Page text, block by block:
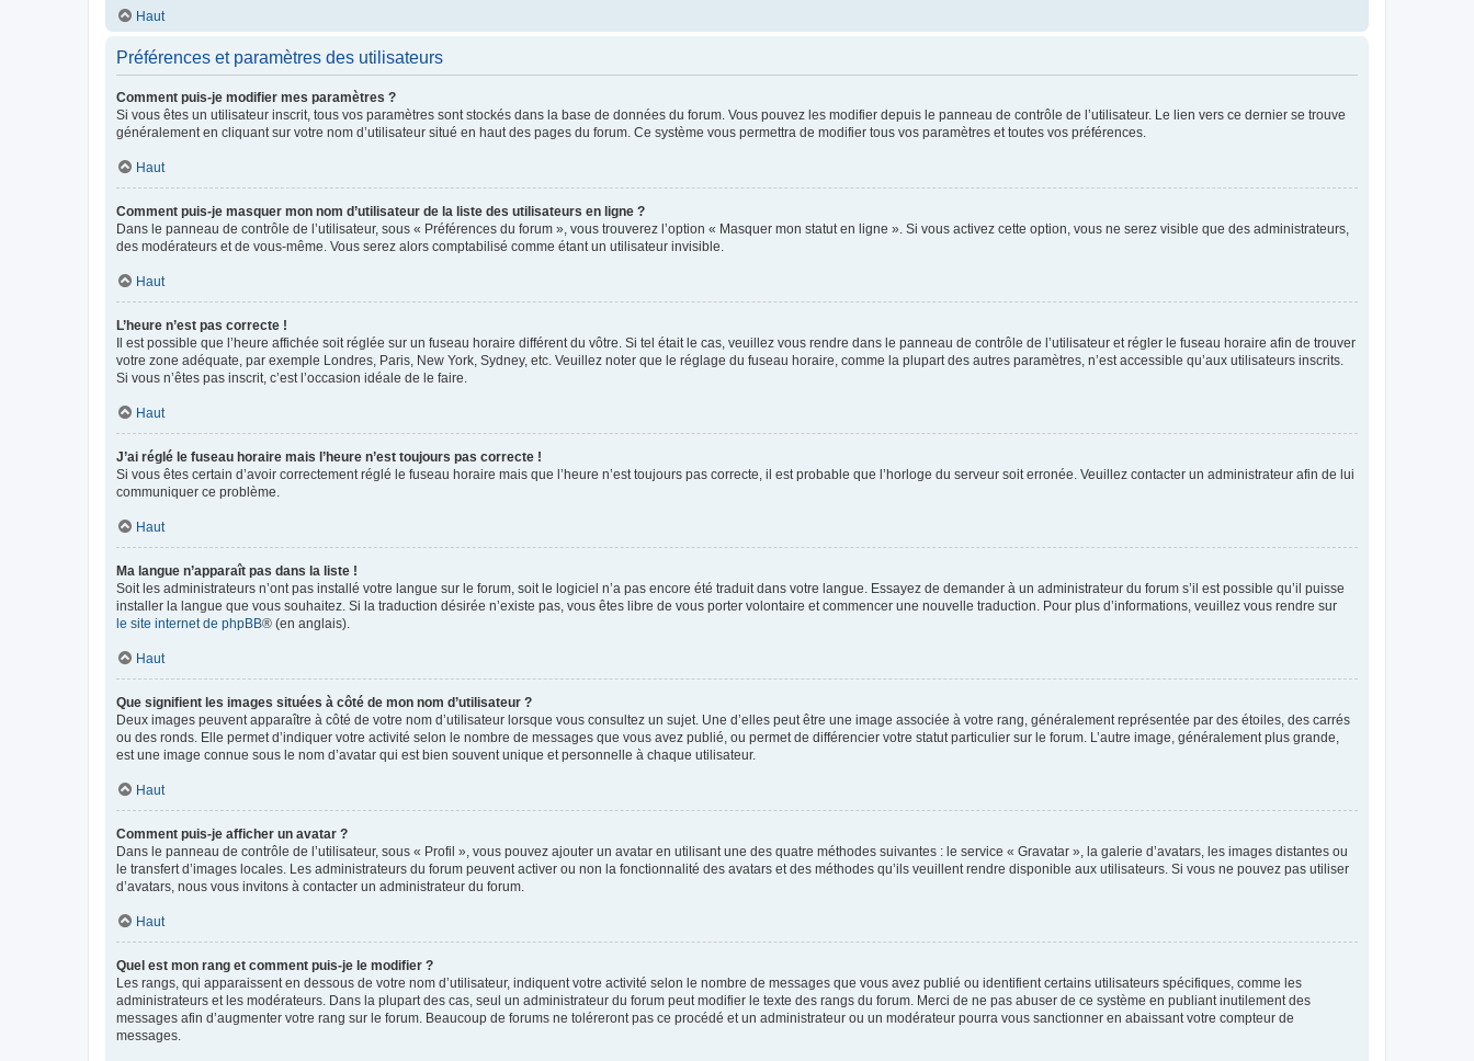
Haut
Préférences et paramètres des utilisateurs
Comment puis-je modifier mes paramètres ?
Si vous êtes un utilisateur inscrit, tous vos paramètres sont stockés dans la base de données du forum. Vous pouvez les modifier depuis le panneau de contrôle de l’utilisateur. Le lien vers ce dernier se trouve
généralement en cliquant sur votre nom d’utilisateur situé en haut des pages du forum. Ce système vous permettra de modifier tous vos paramètres et toutes vos préférences.
Haut
Comment puis-je masquer mon nom d’utilisateur de la liste des utilisateurs en ligne ?
Dans le panneau de contrôle de l’utilisateur, sous « Préférences du forum », vous trouverez l’option « Masquer mon statut en ligne ». Si vous activez cette option, vous ne serez visible que des administrateurs,
des modérateurs et de vous-même. Vous serez alors comptabilisé comme étant un utilisateur invisible.
Haut
L’heure n’est pas correcte !
Il est possible que l’heure affichée soit réglée sur un fuseau horaire différent du vôtre. Si tel était le cas, veuillez vous rendre dans le panneau de contrôle de l’utilisateur et régler le fuseau horaire afin de trouver
votre zone adéquate, par exemple Londres, Paris, New York, Sydney, etc. Veuillez noter que le réglage du fuseau horaire, comme la plupart des autres paramètres, n’est accessible qu’aux utilisateurs inscrits.
Si vous n’êtes pas inscrit, c’est l’occasion idéale de le faire.
Haut
J’ai réglé le fuseau horaire mais l’heure n’est toujours pas correcte !
Si vous êtes certain d’avoir correctement réglé le fuseau horaire mais que l’heure n’est toujours pas correcte, il est probable que l’horloge du serveur soit erronée. Veuillez contacter un administrateur afin de lui
communiquer ce problème.
Haut
Ma langue n’apparaît pas dans la liste !
Soit les administrateurs n’ont pas installé votre langue sur le forum, soit le logiciel n’a pas encore été traduit dans votre langue. Essayez de demander à un administrateur du forum s’il est possible qu’il puisse
installer la langue que vous souhaitez. Si la traduction désirée n’existe pas, vous êtes libre de vous porter volontaire et commencer une nouvelle traduction. Pour plus d’informations, veuillez vous rendre sur
le site internet de phpBB® (en anglais).
Haut
Que signifient les images situées à côté de mon nom d’utilisateur ?
Deux images peuvent apparaître à côté de votre nom d’utilisateur lorsque vous consultez un sujet. Une d’elles peut être une image associée à votre rang, généralement représentée par des étoiles, des carrés
ou des ronds. Elle permet d’indiquer votre activité selon le nombre de messages que vous avez publié, ou permet de différencier votre statut particulier sur le forum. L’autre image, généralement plus grande,
est une image connue sous le nom d’avatar qui est bien souvent unique et personnelle à chaque utilisateur.
Haut
Comment puis-je afficher un avatar ?
Dans le panneau de contrôle de l’utilisateur, sous « Profil », vous pouvez ajouter un avatar en utilisant une des quatre méthodes suivantes : le service « Gravatar », la galerie d’avatars, les images distantes ou
le transfert d’images locales. Les administrateurs du forum peuvent activer ou non la fonctionnalité des avatars et des méthodes qu’ils veuillent rendre disponible aux utilisateurs. Si vous ne pouvez pas utiliser
d’avatars, nous vous invitons à contacter un administrateur du forum.
Haut
Quel est mon rang et comment puis-je le modifier ?
Les rangs, qui apparaissent en dessous de votre nom d’utilisateur, indiquent votre activité selon le nombre de messages que vous avez publié ou identifient certains utilisateurs spécifiques, comme les
administrateurs et les modérateurs. Dans la plupart des cas, seul un administrateur du forum peut modifier le texte des rangs du forum. Merci de ne pas abuser de ce système en publiant inutilement des
messages afin d’augmenter votre rang sur le forum. Beaucoup de forums ne toléreront pas ce procédé et un administrateur ou un modérateur pourra vous sanctionner en abaissant votre compteur de
messages.